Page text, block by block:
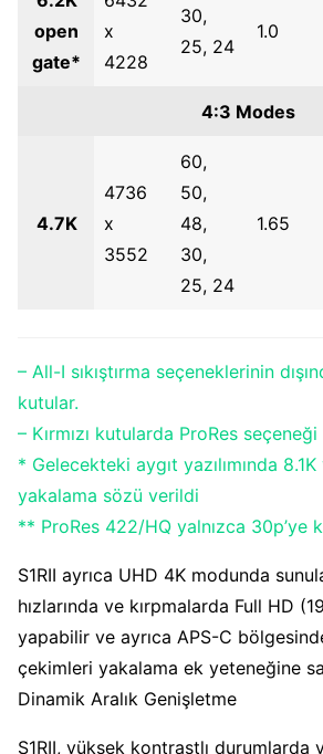
open
gate*
x
4228
30,
25, 24
1.0
4:3 Modes
4.7K
4736
x
3552
60,
50,
48,
30,
25, 24
1.65
– All-I sıkıştırma seçeneklerinin
kutular.
– Kırmızı kutularda ProRes seçeneği
* Gelecekteki aygıt yazılımında 8.1K
yakalama sözü verildi
** ProRes 422/HQ yalnızca 30p’ye
S1RII ayrıca UHD 4K modunda
hızlarında ve kırpmalarda Full HD
yapabilir ve ayrıca APS-C
çekimleri yakalama ek yeteneğine
Dinamik Aralık Genişletme
S1RII, yüksek kontrastlı durumlarda